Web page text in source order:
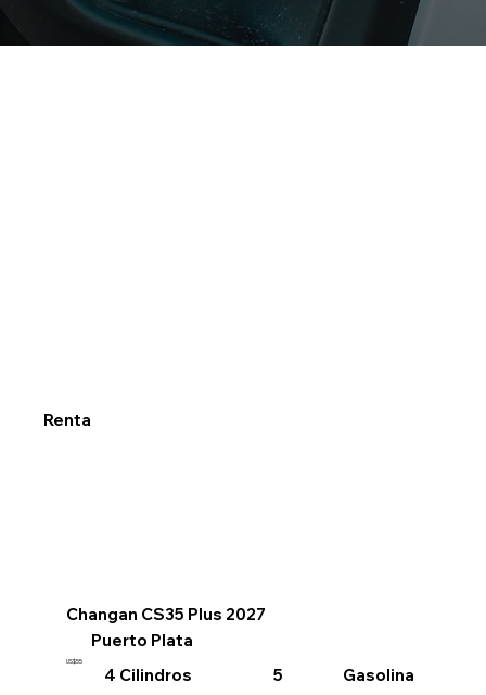
Renta
Changan CS35 Plus 2027
Puerto Plata
US$55
4 Cilindros 5 Gasolina